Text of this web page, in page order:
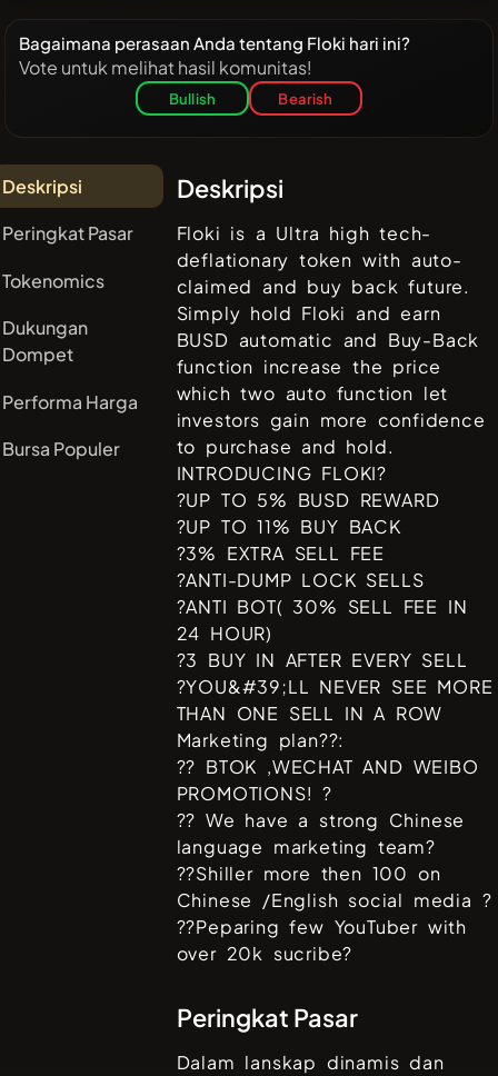
Bagaimana perasaan Anda tentang Floki hari ini?
Vote untuk melihat hasil komunitas!
Bullish Bearish
Deskripsi
Peringkat Pasar
Tokenomics
Dukungan
Dompet
Performa Harga
Bursa Populer
Deskripsi
Floki is a Ultra high tech-
deflationary token with auto-
claimed and buy back future.
Simply hold Floki and earn
BUSD automatic and Buy-Back
function increase the price
which two auto function let
investors gain more confidence
to purchase and hold.
INTRODUCING FLOKI?
?UP TO 5% BUSD REWARD
?UP TO 11% BUY BACK
?3% EXTRA SELL FEE
?ANTI-DUMP LOCK SELLS
?ANTI BOT( 30% SELL FEE IN
24 HOUR)
?3 BUY IN AFTER EVERY SELL
?YOU&#39;LL NEVER SEE MORE
THAN ONE SELL IN A ROW
Marketing plan??:
?? BTOK ,WECHAT AND WEIBO
PROMOTIONS! ?
?? We have a strong Chinese
language marketing team?
??Shiller more then 100 on
Chinese /English social media ?
??Peparing few YouTuber with
over 20k sucribe?
Peringkat Pasar
Dalam lanskap dinamis dan